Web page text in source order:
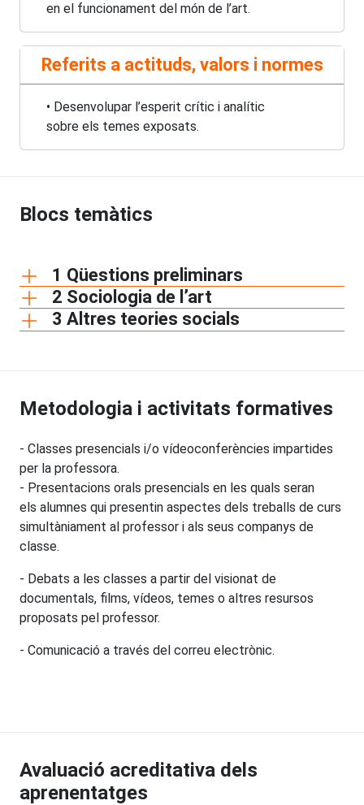
en el funcionament del món de l’art.
Referits a actituds, valors i normes
• Desenvolupar l’esperit crític i analític
sobre els temes exposats.
Blocs temàtics
1 Qüestions preliminars
2 Sociologia de l’art
3 Altres teories socials
Metodologia i activitats formatives
- Classes presencials i/o vídeoconferències impartides
per la professora.
- Presentacions orals presencials en les quals seran
els alumnes qui presentin aspectes dels treballs de curs
simultàniament al professor i als seus companys de
classe.
- Debats a les classes a partir del visionat de
documentals, films, vídeos, temes o altres resursos
proposats pel professor.
- Comunicació a través del correu electrònic.
Avaluació acreditativa dels
aprenentatges